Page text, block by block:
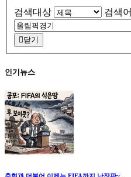
검색대상 검색어
닫기
인기뉴스